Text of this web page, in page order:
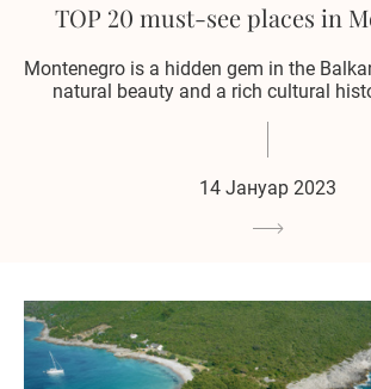
TOP 20 must-see places in
Montenegro is a hidden gem in the
natural beauty and a rich cultural
14 Јануар 2023